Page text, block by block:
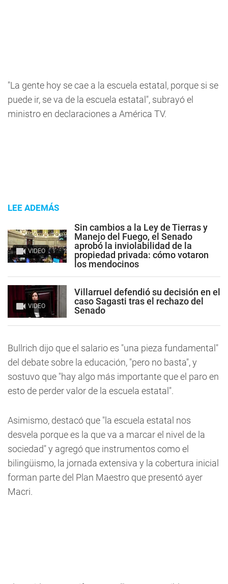
"La gente hoy se cae a la escuela estatal, porque si se
puede ir, se va de la escuela estatal", subrayó el
ministro en declaraciones a América TV.
LEE ADEMÁS
VIDEO
Sin cambios a la Ley de Tierras y
Manejo del Fuego, el Senado
aprobó la inviolabilidad de la
propiedad privada: cómo votaron
los mendocinos
VIDEO
Villarruel defendió su decisión en el
caso Sagasti tras el rechazo del
Senado
Bullrich dijo que el salario es "una pieza fundamental"
del debate sobre la educación, "pero no basta", y
sostuvo que "hay algo más importante que el paro en
esto de perder valor de la escuela estatal".
Asimismo, destacó que "la escuela estatal nos
desvela porque es la que va a marcar el nivel de la
sociedad" y agregó que instrumentos como el
bilingüismo, la jornada extensiva y la cobertura inicial
forman parte del Plan Maestro que presentó ayer
Macri.